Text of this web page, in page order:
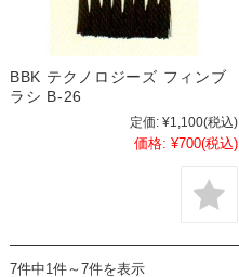
BBK テクノロジーズ フィンブ
ラシ B-26
定価: ¥1,100(税込)
価格: ¥700(税込)
7件中1件～7件を表示